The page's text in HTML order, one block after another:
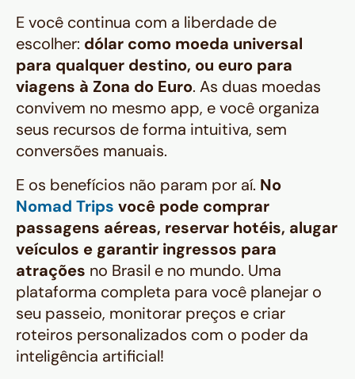
E você continua com a liberdade de
escolher: dólar como moeda universal
para qualquer destino, ou euro para
viagens à Zona do Euro. As duas moedas
convivem no mesmo app, e você organiza
seus recursos de forma intuitiva, sem
conversões manuais.
E os benefícios não param por aí. No
Nomad Trips você pode comprar
passagens aéreas, reservar hotéis, alugar
veículos e garantir ingressos para
atrações no Brasil e no mundo. Uma
plataforma completa para você planejar o
seu passeio, monitorar preços e criar
roteiros personalizados com o poder da
inteligência artificial!